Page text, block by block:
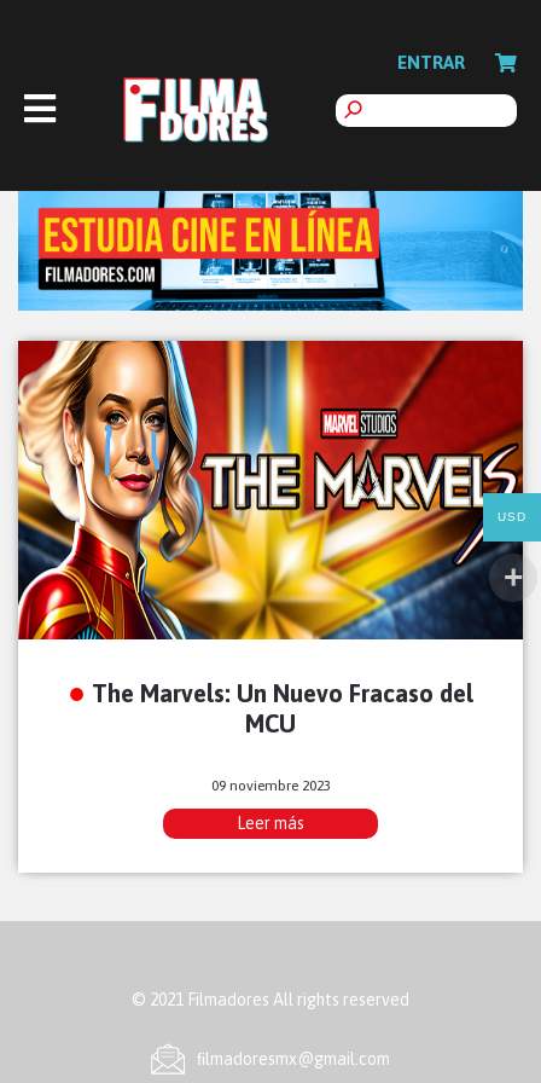
ENTRAR
The Marvels: Un Nuevo Fracaso del
MCU
09 noviembre 2023
Leer más
© 2021 Filmadores All rights reserved
ﬁlmadoresmx@gmail.com
USD